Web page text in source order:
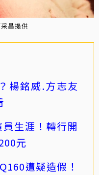
昌提供
楊銘威.方志友
生涯！轉行開
元
遭疑造假！